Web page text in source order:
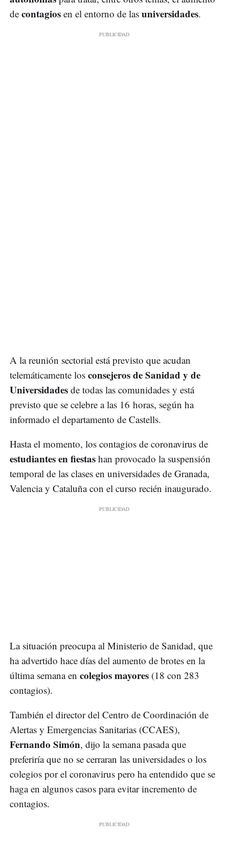
de contagios en el entorno de las universidades.
A la reunión sectorial está previsto que acudan
telemáticamente los consejeros de Sanidad y de
Universidades de todas las comunidades y está
previsto que se celebre a las 16 horas, según ha
informado el departamento de Castells.
Hasta el momento, los contagios de coronavirus de
estudiantes en fiestas han provocado la suspensión
temporal de las clases en universidades de Granada,
Valencia y Cataluña con el curso recién inaugurado.
La situación preocupa al Ministerio de Sanidad, que
ha advertido hace días del aumento de brotes en la
última semana en colegios mayores (18 con 283
contagios).
También el director del Centro de Coordinación de
Alertas y Emergencias Sanitarias (CCAES),
Fernando Simón, dijo la semana pasada que
preferiría que no se cerraran las universidades o los
colegios por el coronavirus pero ha entendido que se
haga en algunos casos para evitar incremento de
contagios.